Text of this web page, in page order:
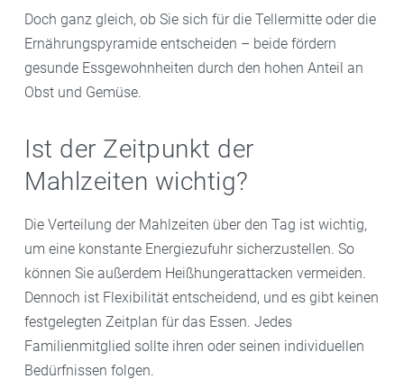
Doch ganz gleich, ob Sie sich für die Tellermitte oder die
Ernährungspyramide entscheiden – beide fördern
gesunde Essgewohnheiten durch den hohen Anteil an
Obst und Gemüse.
Ist der Zeitpunkt der
Mahlzeiten wichtig?
Die Verteilung der Mahlzeiten über den Tag ist wichtig,
um eine konstante Energiezufuhr sicherzustellen. So
können Sie außerdem Heißhungerattacken vermeiden.
Dennoch ist Flexibilität entscheidend, und es gibt keinen
festgelegten Zeitplan für das Essen. Jedes
Familienmitglied sollte ihren oder seinen individuellen
Bedürfnissen folgen.